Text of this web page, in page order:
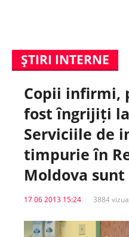
E-Sănătate Pacienți
E-Sănătate Medici
E-Sănătate Instituții
Tuberculoza Info
Centrul PAS
ŞTIRI INTERNE
Copii infirmi,
fost îngrijiți
Serviciile de
timpurie în
Moldova
17 06 2013 15:24 3884